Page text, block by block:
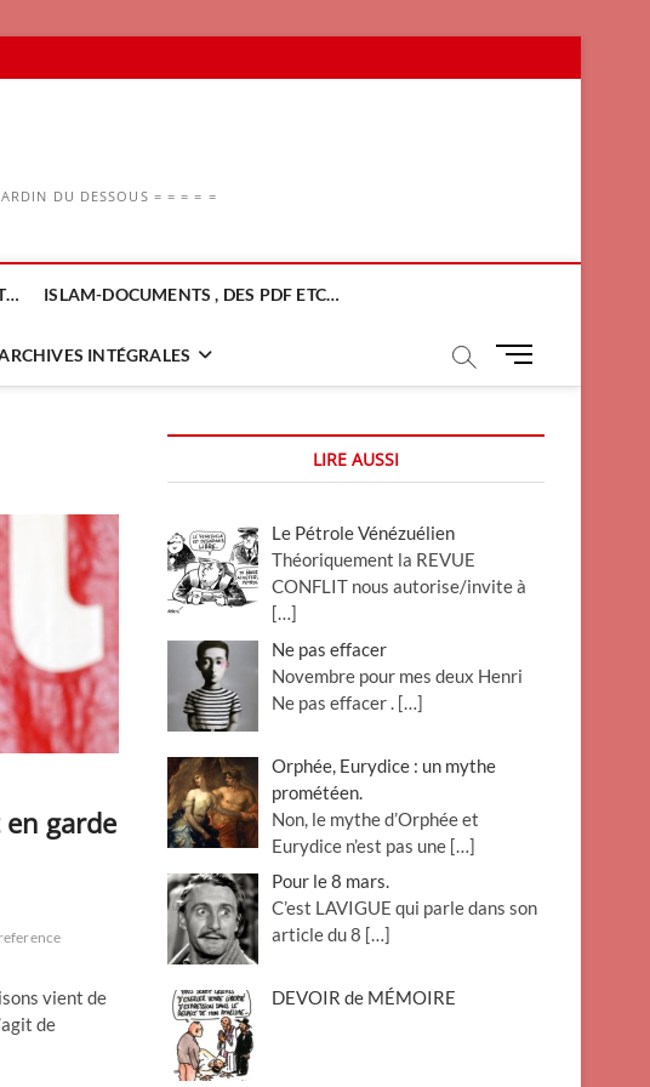
DU DESSOUS = = = = =
ISLAM-DOCUMENTS , DES PDF ETC…
INTÉGRALES
M
u
u
n
garde
vient de
de
LIRE AUSSI
Le Pétrole Vénézuélien
Théoriquement la REVUE
CONFLIT nous autorise/invite à
[…]
Ne pas effacer
Novembre pour mes deux Henri
Ne pas effacer . […]
Orphée, Eurydice : un mythe
prométéen.
Non, le mythe d’Orphée et
Eurydice n’est pas une […]
Pour le 8 mars.
C’est LAVIGUE qui parle dans son
article du 8 […]
DEVOIR de MÉMOIRE